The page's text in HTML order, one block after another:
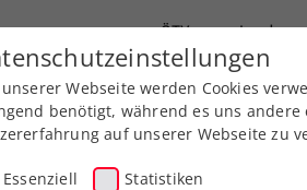
ÖTV
Ausbildung Services
Webseite werden Cookies
benötigt, während es uns andere
auf unserer Webseite zu
Essenziell Statistiken